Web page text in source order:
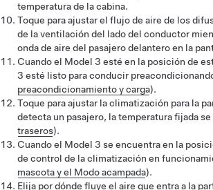
temperatura de la cabina.
Toque para ajustar el flujo de aire de los
de la ventilación del lado del conductor
onda de aire del pasajero delantero en la
Cuando el Model 3 esté en la posición de
3 esté listo para conducir
preacondicionamiento y carga).
Toque para ajustar la climatización para la
detecta un pasajero, la temperatura fijada
traseros).
Cuando el Model 3 se encuentra en la
de control de la climatización en
mascota y el Modo acampada).
Elija por dónde fluye el aire que entra a la